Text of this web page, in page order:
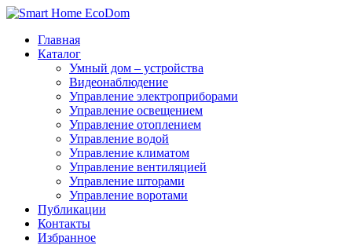
Главная
Каталог
Умный дом – устройства
Видеонаблюдение
Управление электроприборами
Управление освещением
Управление отоплением
Управление водой
Управление климатом
Управление вентиляцией
Управление шторами
Управление воротами
Публикации
Контакты
Избранное